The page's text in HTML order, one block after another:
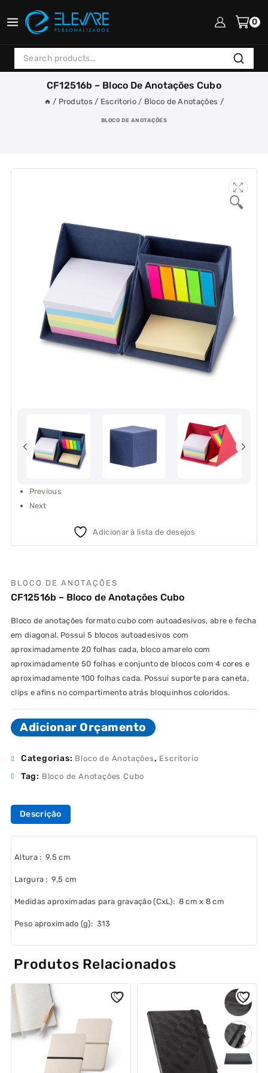
to
0
Search
for:
Search
CF12516b – Bloco De Anotações Cubo
/ Produtos / Escritorio / Bloco de Anotações /
BLOCO DE ANOTAÇÕES
🔍
Previous
Next
Adicionar à lista de desejos
BLOCO DE ANOTAÇÕES
CF12516b – Bloco de Anotações Cubo
Bloco de anotações formato cubo com autoadesivos, abre e fecha
em diagonal. Possui 5 blocos autoadesivos com
aproximadamente 20 folhas cada, bloco amarelo com
aproximadamente 50 folhas e conjunto de blocos com 4 cores e
aproximadamente 100 folhas cada. Possui suporte para caneta,
clips e afins no compartimento atrás bloquinhos coloridos.
Adicionar Orçamento
Categorias: Bloco de Anotações, Escritorio
Tag: Bloco de Anotações Cubo
Descrição
Altura: 9,5 cm
Largura : 9,5 cm
Medidas aproximadas para gravação(CxL): 8 cm x 8 cm
Peso aproximado (g): 313
Produtos Relacionados